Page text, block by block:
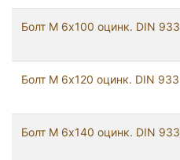
Болт М 6х100 оцинк. DIN 933
Болт М 6х120 оцинк. DIN 933
Болт М 6х140 оцинк. DIN 933